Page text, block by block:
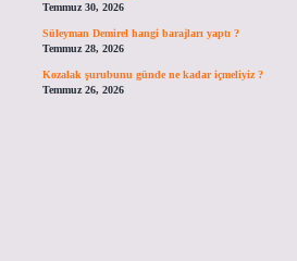
Temmuz 30, 2026
Süleyman Demirel hangi barajları yaptı ?
Temmuz 28, 2026
Kozalak şurubunu günde ne kadar içmeliyiz ?
Temmuz 26, 2026